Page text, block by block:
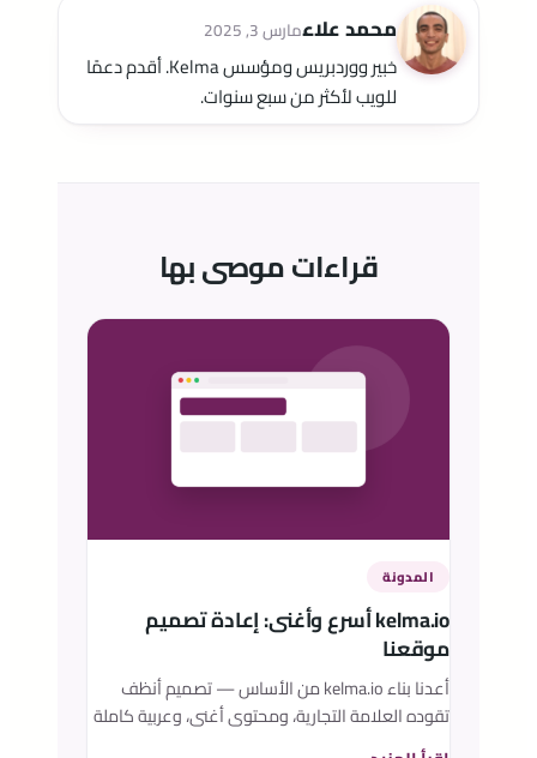
محمد علاءمارس 3, 2025
خبير ووردبريس ومؤسس Kelma. أقدم دعمًا
للويب لأكثر من سبع سنوات.
قراءات موصى بها
المدونة
kelma.io أسرع وأغنى: إعادة تصميم
موقعنا
أعدنا بناء kelma.io من الأساس — تصميم أنظف
تقوده العلامة التجارية، ومحتوى أغنى، وعربية كاملة
من اليمين إلى اليسار، وتحسين مثالي لمحركات البحث،